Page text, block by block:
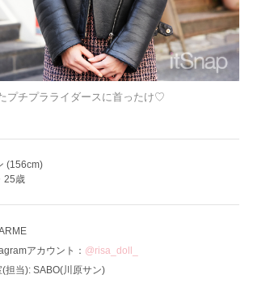
プチプラライダースに首ったけ♡
(156cm)
25歳
アカウント： @risa_doll_
担当): SABO(川原サン)